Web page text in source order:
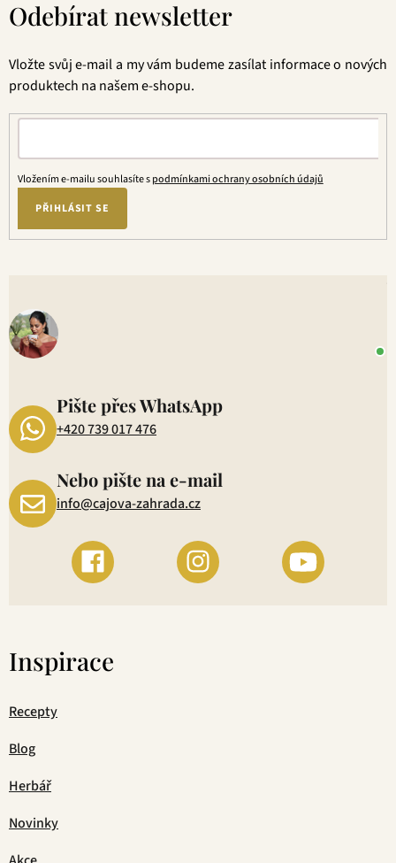
Odebírat newsletter
Vložte svůj e-mail a my vám budeme zasílat informace o nových
produktech na našem e-shopu.
Vložením e-mailu souhlasíte spodmínkami ochrany osobních údajů
PŘIHLÁSIT SE
Pište přes WhatsApp
+420 739 017 476
Nebo pište na e-mail
info@cajova-zahrada.cz
Inspirace
Recepty
Blog
Herbář
Novinky